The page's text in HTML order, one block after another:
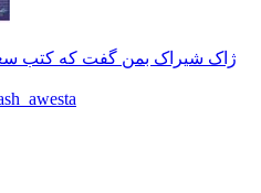
ژاک شیراک بمن گفت که کتب